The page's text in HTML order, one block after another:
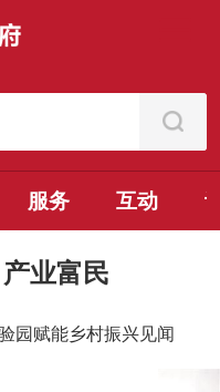
服务 互动
业富民
园赋能乡村振兴见闻